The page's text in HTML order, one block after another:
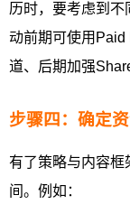
历时，要考虑到
动前期可使用Paid
道、后期加强
步骤四：确定
有了策略与内容框
间。例如：